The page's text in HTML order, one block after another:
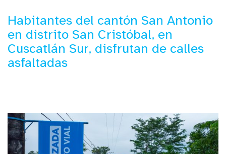
Habitantes del cantón San Antonio
en distrito San Cristóbal, en
Cuscatlán Sur, disfrutan de calles
asfaltadas